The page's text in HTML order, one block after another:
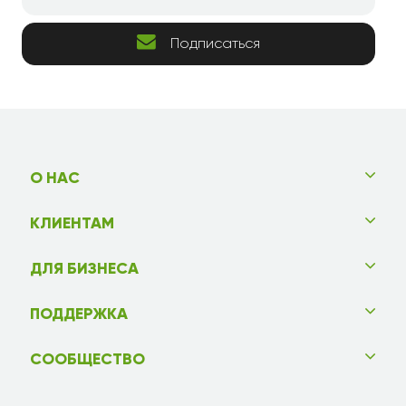
Краснодар
Спасибо огромное! Вы помогли поздравить с
приятно удивлена таким сервисом у нас в стране!
Серпухов
Милая, аккуратная коробочка, прекрасный
Подписаться
О НАС
КЛИЕНТАМ
ДЛЯ БИЗНЕСА
ПОДДЕРЖКА
СООБЩЕСТВО